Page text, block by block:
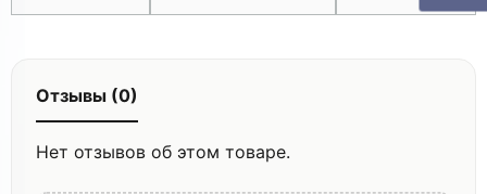
Отзывы (0)
Нет отзывов об этом товаре.